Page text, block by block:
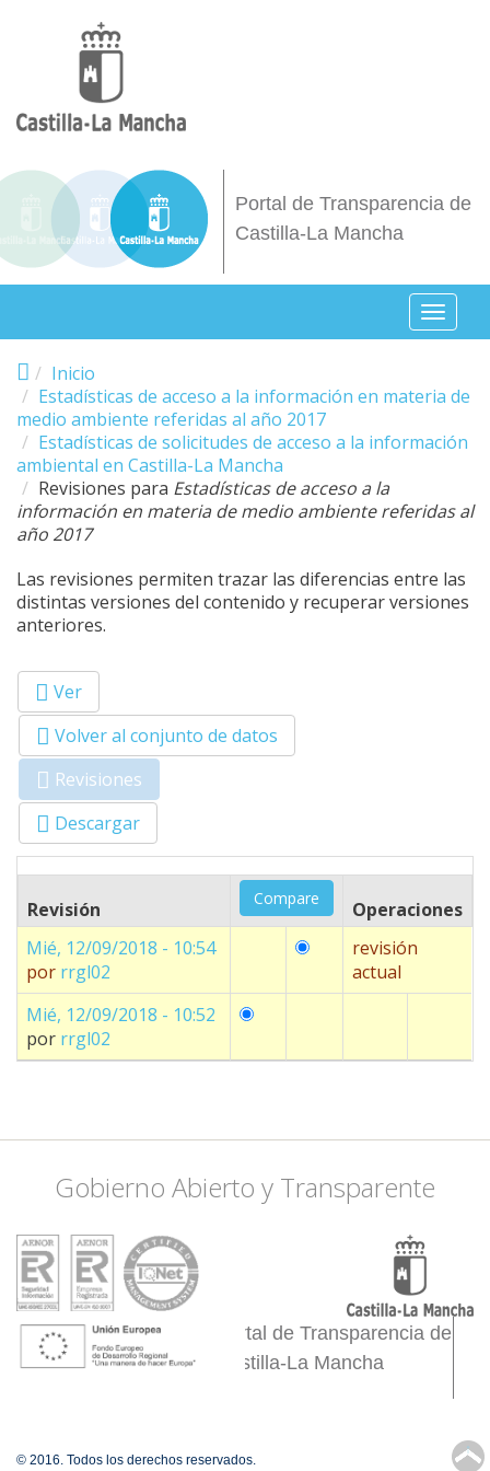
Portal de Transparencia de
Castilla-La Mancha
Toggle
Inicio
Estadísticas de acceso a la información en materia de
medio ambiente referidas al año 2017
Estadísticas de solicitudes de acceso a la información
ambiental en Castilla-La Mancha
Revisiones para Estadísticas de acceso a la
información en materia de medio ambiente referidas al
año 2017
Las revisiones permiten trazar las diferencias entre las
distintas versiones del contenido y recuperar versiones
anteriores.
Primary tabs
Ver
Volver al conjunto de datos
Revisiones
activa)
Descargar
Revisión
Operaciones
Mié, 12/09/2018 - 10:54
por rrgl02
revisión
actual
Mié, 12/09/2018 - 10:52
por rrgl02
Gobierno Abierto y Transparente
Portal de Transparencia de
Castilla-La Mancha
↑
© 2016. Todos los derechos reservados.